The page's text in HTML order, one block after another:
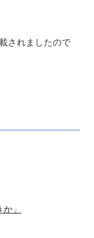
されましたので
」